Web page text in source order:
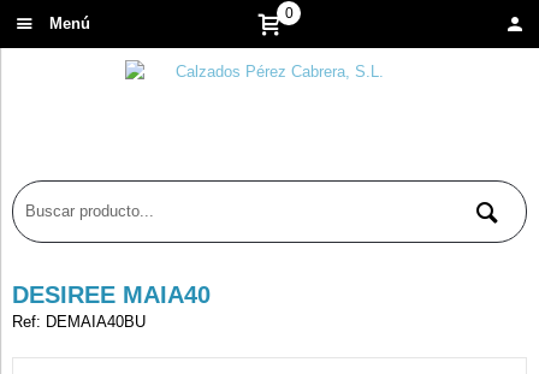
0
DESIREE MAIA40
Ref: DEMAIA40BU
Menú